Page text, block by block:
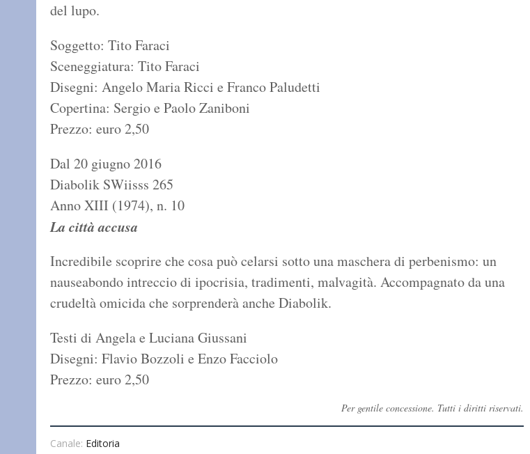
del lupo.
Soggetto: Tito Faraci
Sceneggiatura: Tito Faraci
Disegni: Angelo Maria Ricci e Franco Paludetti
Copertina: Sergio e Paolo Zaniboni
Prezzo: euro 2,50
Dal 20 giugno 2016
Diabolik SWiisss 265
Anno XIII (1974), n. 10
La città accusa
Incredibile scoprire che cosa può celarsi sotto una maschera di perbenismo: un
nauseabondo intreccio di ipocrisia, tradimenti, malvagità. Accompagnato da una
crudeltà omicida che sorprenderà anche Diabolik.
Testi di Angela e Luciana Giussani
Disegni: Flavio Bozzoli e Enzo Facciolo
Prezzo: euro 2,50
Per gentile concessione. Tutti i diritti riservati.
Canale: Editoria